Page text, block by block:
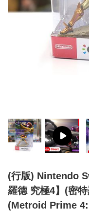
(行版) Nintendo
羅德 究極4】(密
(Metroid Prime